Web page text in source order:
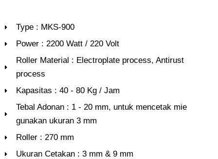
Type : MKS-900
Power : 2200 Watt / 220 Volt
Roller Material : Electroplate process, Antirust
process
Kapasitas : 40 - 80 Kg / Jam
Tebal Adonan : 1 - 20 mm, untuk mencetak mie
gunakan ukuran 3 mm
Roller : 270 mm
Ukuran Cetakan : 3 mm & 9 mm